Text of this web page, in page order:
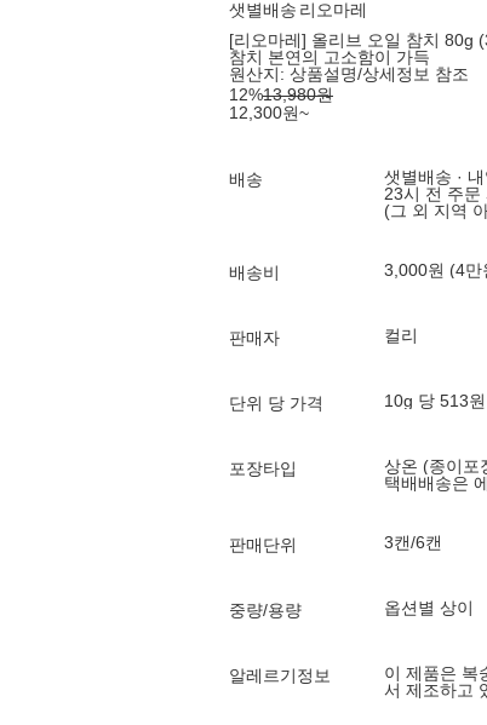
샛별배송 리오마레
[리오마레] 올리브 오일 참치 80g
참치 본연의 고소함이 가득
원산지: 상품설명/상세정보 참조
12%13,980원
12,300원~
배송
샛별배송 ·
23시 전 주문
(그 외 지역
배송비 3,000원 (4만
판매자 컬리
단위 당 가격 10g 당 513원
포장타입
상온 (종이포
택배배송은
판매단위 3캔/6캔
중량/용량 옵션별 상이
알레르기정보
이 제품은 복
서 제조하고